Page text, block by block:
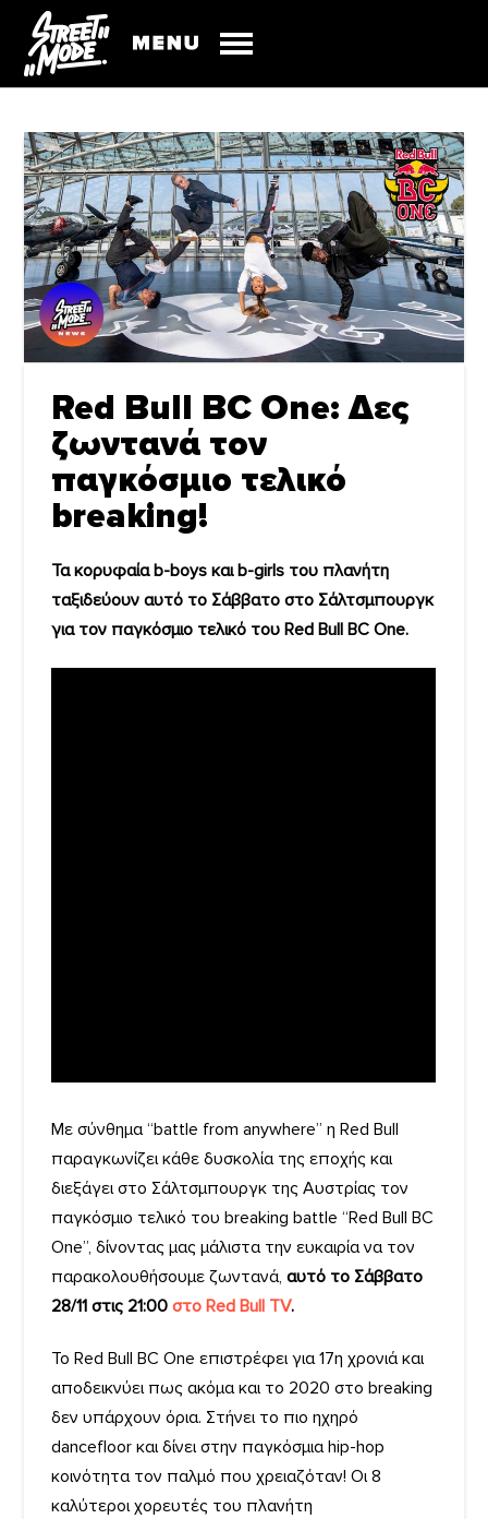
Red Bull BC One: Δες
ζωντανά τον
παγκόσμιο τελικό
breaking!
Τα κορυφαία b-boys και b-girls του πλανήτη
ταξιδεύουν αυτό το Σάββατο στο Σάλτσμπουργκ
για τον παγκόσμιο τελικό του Red Bull BC One.
Με σύνθημα “battle from anywhere” η Red Bull
παραγκωνίζει κάθε δυσκολία της εποχής και
διεξάγει στο Σάλτσμπουργκ της Αυστρίας τον
παγκόσμιο τελικό του breaking battle “Red Bull BC
One”, δίνοντας μας μάλιστα την ευκαιρία να τον
παρακολουθήσουμε ζωντανά,αυτό το Σάββατο
28/11 στις 21:00στο Red Bull TV.
Το Red Bull BC One επιστρέφει για 17η χρονιά και
αποδεικνύει πως ακόμα και το 2020 στο breaking
δεν υπάρχουν όρια. Στήνει το πιο ηχηρό
dancefloor και δίνει στην παγκόσμια hip-hop
κοινότητα τον παλμό που χρειαζόταν! Οι 8
καλύτεροι χορευτές του πλανήτη